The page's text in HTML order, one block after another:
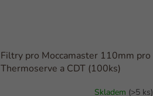
Filtry pro Moccamaster 110mm pro
Thermoserve a CDT (100ks)
Skladem (>5 ks)